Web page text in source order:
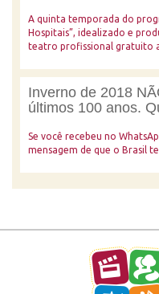
A quinta temporada do
Hospitais”, idealizado e
teatro profissional gratuito
Inverno de 2018
últimos 100 anos.
Se você recebeu no
mensagem de que o Brasil